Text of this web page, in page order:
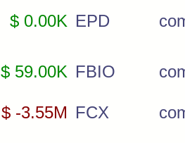
$ 0.00K EPD
$ 59.00K FBIO
$ -3.55M FCX